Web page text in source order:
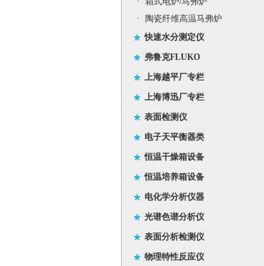
·
陶瓷纤维高温马弗炉
快速水分测定仪
弗鲁克FLUKO
上海越平厂专栏
上海博迅厂专栏
表面检测仪
电子天平衡器类
恒温干燥箱设备
恒温培养箱设备
电化学分析仪器
光谱色谱分析仪
表面分析检测仪
物理特性反应仪